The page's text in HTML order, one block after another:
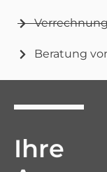
Beratung
Ihre